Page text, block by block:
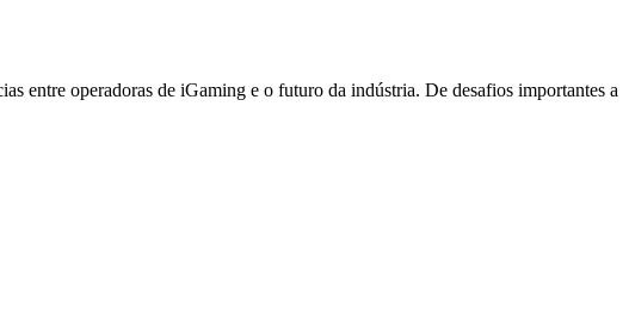
entre operadoras de iGaming e o futuro da indústria. De desafios importantes a